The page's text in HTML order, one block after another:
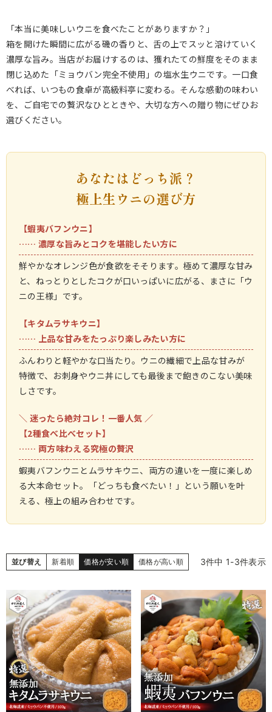
「本当に美味しいウニを食べたことがありますか？」
箱を開けた瞬間に広がる磯の香りと、舌の上でスッと溶けていく
濃厚な旨み。当店がお届けするのは、獲れたての鮮度をそのまま
閉じ込めた「ミョウバン完全不使用」の塩水生ウニです。一口食
べれば、いつもの食卓が高級料亭に変わる。そんな感動の味わい
を、ご自宅での贅沢なひとときや、大切な方への贈り物にぜひお
選びください。
あなたはどっち派？
極上生ウニの選び方
【蝦夷バフンウニ】
…… 濃厚な旨みとコクを堪能したい方に
鮮やかなオレンジ色が食欲をそそります。極めて濃厚な甘み
と、ねっとりとしたコクが口いっぱいに広がる、まさに「ウ
ニの王様」です。
【キタムラサキウニ】
…… 上品な甘みをたっぷり楽しみたい方に
ふんわりと軽やかな口当たり。ウニの繊細で上品な甘みが
特徴で、お刺身やウニ丼にしても最後まで飽きのこない美味
しさです。
＼ 迷ったら絶対コレ！一番人気 ／
【2種食べ比べセット】
…… 両方味わえる究極の贅沢
蝦夷バフンウニとムラサキウニ、両方の違いを一度に楽しめ
る大本命セット。「どっちも食べたい！」という願いを叶
える、極上の組み合わせです。
並び替え 新着順 価格が安い順 価格が高い順 3件中 1-3件表示